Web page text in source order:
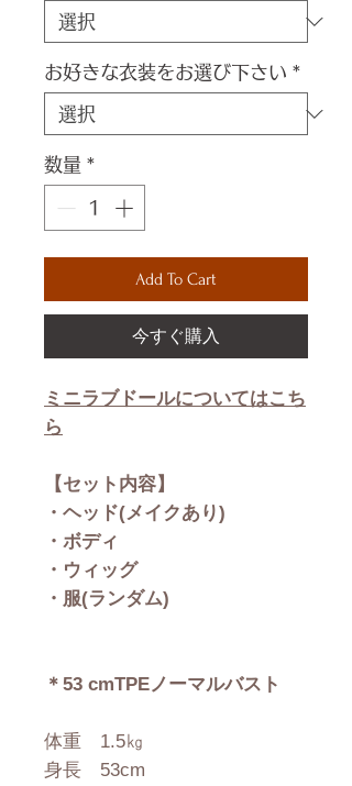
お好きな衣装をお選び下さい *
数量 *
Add To Cart
今すぐ購入
ミニラブドールについてはこち
ら
【セット内容】
・ヘッド(メイクあり)
・ボディ
・ウィッグ
・服(ランダム)
＊53 cmTPEノーマルバスト
体重 1.5㎏
身長 53cm